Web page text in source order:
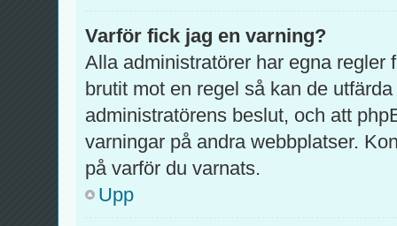
Varför fick jag en varning?
Alla administratörer har egna regler
brutit mot en regel så kan de
administratörens beslut, och att
varningar på andra webbplatser.
på varför du varnats.
Upp